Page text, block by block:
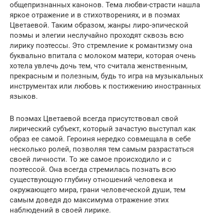
общепризнанных канонов. Тема любви-страсти нашла
яркое отражение и в стихотворениях, и в поэмах
Цветаевой. Таким образом, жанры лиро-эпической
поэмы и элегии неслучайно проходят сквозь всю
лирику поэтессы. Это стремление к романтизму она
буквально впитала с молоком матери, которая очень
хотела увлечь дочь тем, что считала женственным,
прекрасным и полезным, будь то игра на музыкальных
инструментах или любовь к постижению иностранных
языков.
В поэмах Цветаевой всегда присутствовал свой
лирический субъект, который зачастую выступал как
образ ее самой. Героиня нередко совмещала в себе
несколько ролей, позволяя тем самым разрастаться
своей личности. То же самое происходило и с
поэтессой. Она всегда стремилась познать всю
существующую глубину отношений человека и
окружающего мира, грани человеческой души, тем
самым доведя до максимума отражение этих
наблюдений в своей лирике.